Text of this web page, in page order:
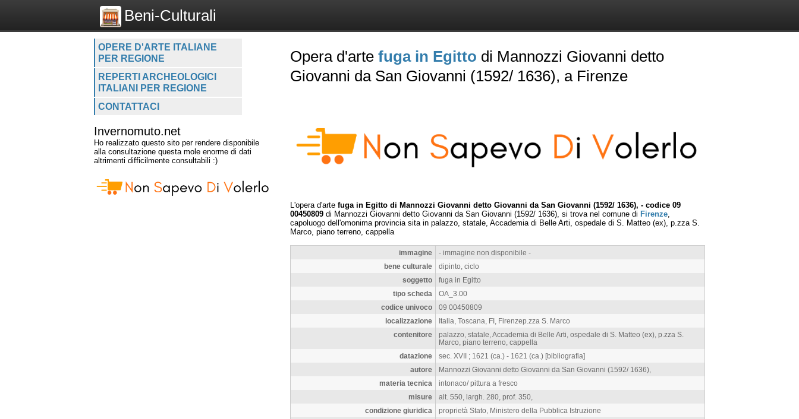
Beni-Culturali
OPERE D'ARTE ITALIANE
PER REGIONE
REPERTI ARCHEOLOGICI
ITALIANI PER REGIONE
CONTATTACI
Invernomuto.net
Ho realizzato questo sito per rendere disponibile
alla consultazione questa mole enorme di dati
altrimenti difficilmente consultabili :)
Opera d'arte fuga in Egitto di Mannozzi Giovanni detto
Giovanni da San Giovanni (1592/ 1636), a Firenze
L'opera d'arte fuga in Egitto di Mannozzi Giovanni detto Giovanni da San Giovanni (1592/ 1636), - codice 09
00450809 di Mannozzi Giovanni detto Giovanni da San Giovanni (1592/ 1636), si trova nel comune di Firenze
capoluogo dell'omonima provincia sita in palazzo, statale, Accademia di Belle Arti, ospedale di S. Matteo (ex), p.zza S.
Marco, piano terreno, cappella
immagine
- immagine non disponibile -
bene culturale
dipinto, ciclo
soggetto
fuga in Egitto
tipo scheda
OA_3.00
codice univoco
09 00450809
localizzazione
Italia, Toscana, FI, Firenzep.zza S. Marco
contenitore
palazzo, statale, Accademia di Belle Arti, ospedale di S. Matteo (ex), p.zza S.
Marco, piano terreno, cappella
datazione
sec. XVII ; 1621 (ca.) - 1621 (ca.) [bibliografia]
autore
Mannozzi Giovanni detto Giovanni da San Giovanni (1592/ 1636),
materia tecnica
intonaco/ pittura a fresco
misure
alt. 550, largh. 280, prof. 350,
condizione giuridica
proprietà Stato, Ministero della Pubblica Istruzione